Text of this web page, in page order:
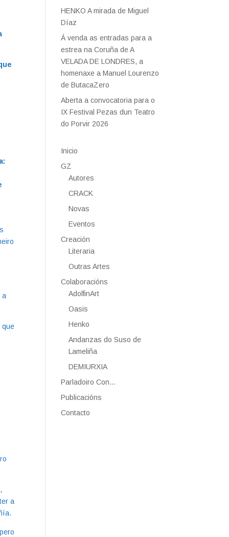
a
que
a
HENKO A mirada de Miguel
Díaz
Á venda as entradas para a
estrea na Coruña de A
VELADA DE LONDRES, a
homenaxe a Manuel Lourenzo
de ButacaZero
Aberta a convocatoria para o
IX Festival Pezas dun Teatro
do Porvir 2026
Inicio
GZ
Autores
CRACK
Novas
Eventos
Creación
Literaria
Outras Artes
Colaboracións
AdolfinArt
Oasis
Henko
Andanzas do Suso de
Lameliña
DEMIURXIA
Parladoiro Con…
Publicacións
Contacto